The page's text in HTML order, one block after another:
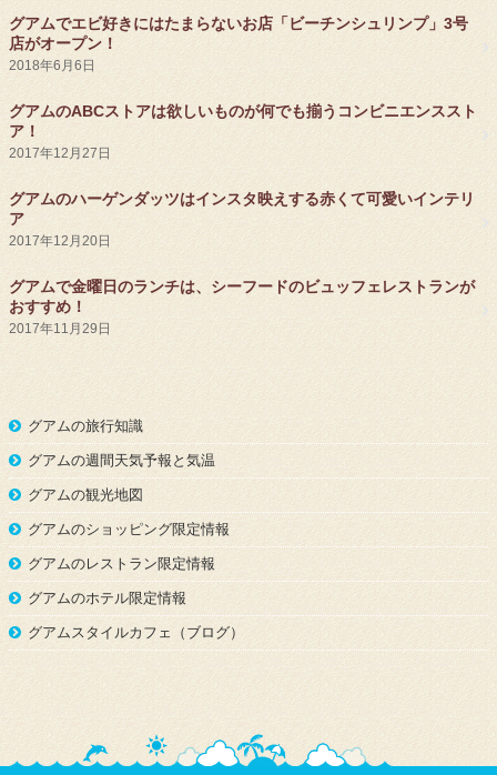
グアムでエビ好きにはたまらないお店「ビーチンシュリンプ」3号
店がオープン！
2018年6月6日
グアムのABCストアは欲しいものが何でも揃うコンビニエンススト
ア！
2017年12月27日
グアムのハーゲンダッツはインスタ映えする赤くて可愛いインテリ
ア
2017年12月20日
グアムで金曜日のランチは、シーフードのビュッフェレストランが
おすすめ！
2017年11月29日
グアムの旅行知識
グアムの週間天気予報と気温
グアムの観光地図
グアムのショッピング限定情報
グアムのレストラン限定情報
グアムのホテル限定情報
グアムスタイルカフェ（ブログ）